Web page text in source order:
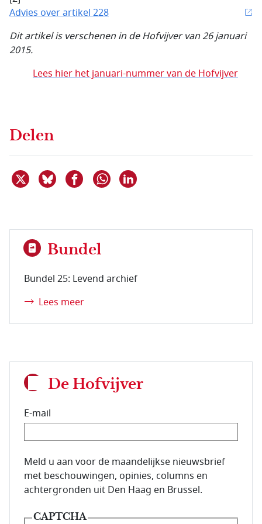
Advies over artikel 228
Dit artikel is verschenen in de Hofvijver van 26 januari
2015.
Lees hier het januari-nummer van de Hofvijver
Delen
Deel dit item op X
Deel dit item op Bluesky
Deel dit item op Facebook
Delen via WhatsApp
Bundel
Bundel 25: Levend archief
Lees meer
De Hofvijver
E-mail
E-mailadres van de abonnee.
Meld u aan voor de maandelijkse nieuwsbrief
met beschouwingen, opinies, columns en
achtergronden uit Den Haag en Brussel.
CAPTCHA